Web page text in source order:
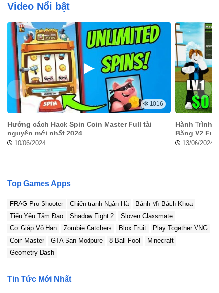
Video Nổi bật
1016
Hướng cách Hack Spin Coin Master Full tài
nguyên mới nhất 2024
10/06/2024
Hành Trình
Băng V2
13/06/2024
Top Games Apps
FRAG Pro Shooter Chiến tranh Ngân Hà
Bánh Mì Bách Khoa
Tiểu Yêu Tầm Đạo
Shadow Fight 2
Sloven Classmate
Cơ Giáp Vô Hạn
Zombie Catchers Blox Fruit
Play Together VNG
Coin Master
GTA San Modpure 8 Ball Pool
Minecraft
Geometry Dash
Tin Tức Mới Nhất